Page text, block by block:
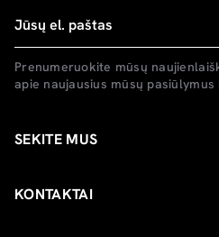
Prenumeruokite mūsų
apie naujausius mūsų
SEKITE MUS
KONTAKTAI